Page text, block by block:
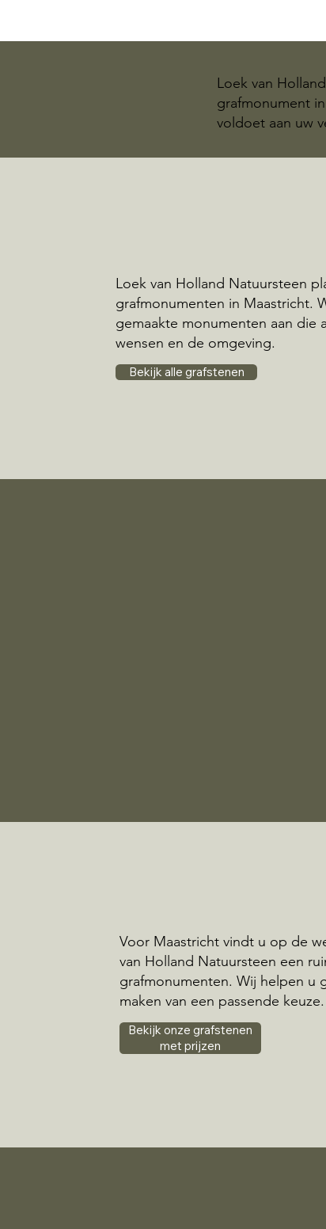
Loek van
grafmonument
voldoet aan uw
Loek van Holland Natuursteen
grafmonumenten in Maastricht.
gemaakte monumenten aan die
wensen en de omgeving.
Bekijk alle grafstenen
Voor Maastricht vindt u op de
van Holland Natuursteen een
grafmonumenten. Wij helpen u
maken van een passende keuze.
Bekijk onze grafstenen
met prijzen